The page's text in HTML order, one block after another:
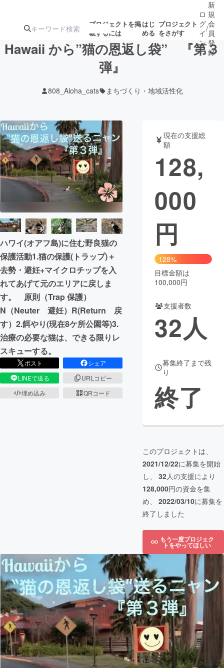
プロジェクトを掲
載するには
はじ
める
プロジェクト
をさがす
ターン
ジェクト
募集終了が近いプ
ロジェクト
されます
アート・写真 音楽
テクノロジー・ガジェット ゲーム・サ
映像・映画
ビジネス・起業
まちづくり・地域活性化
CAMPFIRE for Social Good
CAMPFIRE Creation
CAMPFIREふるさと納税
コミュニティ
ロ
グ
イ
ン
/
新
規
会
員
登
録
Hawaii から”猫の恩返し袋” 『第３
弾』
808_Aloha_cats まちづくり・地域活性化
ハワイ(オアフ島)に住む野良猫の
保護活動1.猫の保護(トラップ)＋
去勢・避妊+マイクロチップを入
れてあげて元のエリアに戻しま
す。 原則（Trap 保護）
N（Neuter 避妊）R(Return 戻
す）2.餌やり(現在8ケ所公園等)3.
治療の必要な猫は、できる限りレ
スキューする。
ポスト
シェア
LINEで送る
URLコピー
埋め込み
QRコード
現在の支援総
額
128,
000
円
128%
目標金額は
100,000円
支援者数
32人
募集終了まで残
り
終了
このプロジェクトは、
2021/12/22に募集を開始
し、 32人の支援により
128,000円の資金を集
め、 2022/03/10に募集を
終了しました
もう一度プロジェク
トをやってほしい